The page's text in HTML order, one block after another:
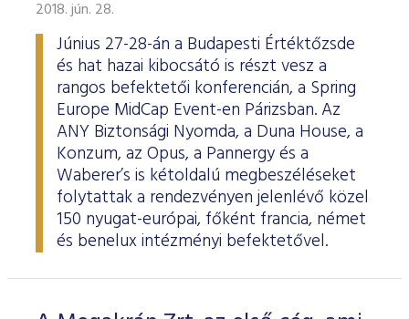
ESG Útmutató
2018. jún. 28.
Június 27-28-án a Budapesti Értéktőzsde
és hat hazai kibocsátó is részt vesz a
rangos befektetői konferencián, a Spring
Europe MidCap Event-en Párizsban. Az
ANY Biztonsági Nyomda, a Duna House, a
Konzum, az Opus, a Pannergy és a
Waberer’s is kétoldalú megbeszéléseket
folytattak a rendezvényen jelenlévő közel
150 nyugat-európai, főként francia, német
és benelux intézményi befektetővel.